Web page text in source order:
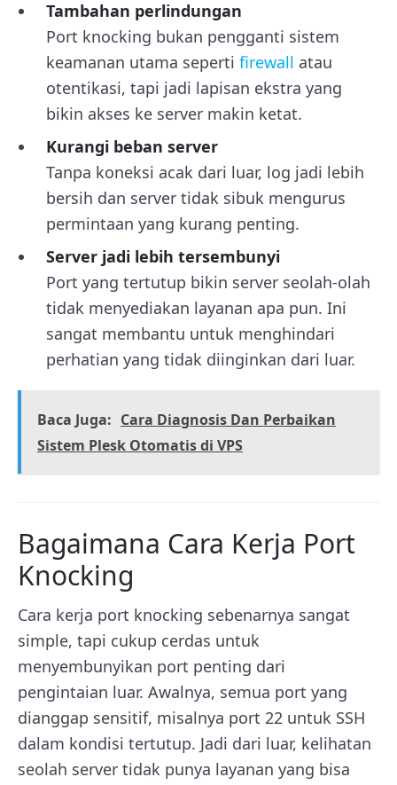
Tambahan perlindungan
Port knocking bukan pengganti sistem
keamanan utama seperti firewall atau
otentikasi, tapi jadi lapisan ekstra yang
bikin akses ke server makin ketat.
Kurangi beban server
Tanpa koneksi acak dari luar, log jadi lebih
bersih dan server tidak sibuk mengurus
permintaan yang kurang penting.
Server jadi lebih tersembunyi
Port yang tertutup bikin server seolah-olah
tidak menyediakan layanan apa pun. Ini
sangat membantu untuk menghindari
perhatian yang tidak diinginkan dari luar.
Baca Juga: Cara Diagnosis Dan Perbaikan
Sistem Plesk Otomatis di VPS
Bagaimana Cara Kerja Port
Knocking
Cara kerja port knocking sebenarnya sangat
simple, tapi cukup cerdas untuk
menyembunyikan port penting dari
pengintaian luar. Awalnya, semua port yang
dianggap sensitif, misalnya port 22 untuk SSH
dalam kondisi tertutup. Jadi dari luar, kelihatan
seolah server tidak punya layanan yang bisa